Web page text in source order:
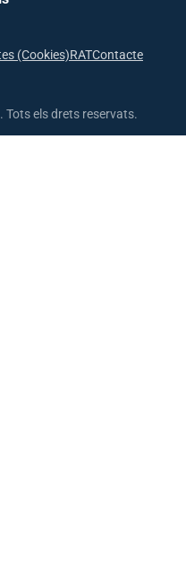
(Cookies)RATContacte
els drets reservats.